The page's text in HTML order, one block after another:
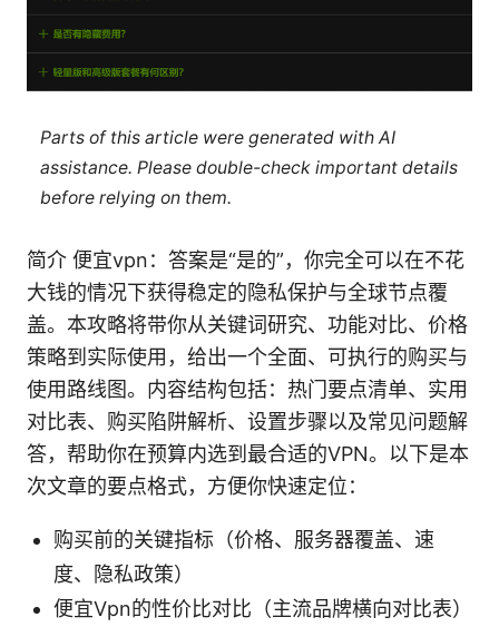
Parts of this article were generated with AI
assistance. Please double-check important details
before relying on them.
简介 便宜vpn：答案是“是的”，你完全可以在不花
大钱的情况下获得稳定的隐私保护与全球节点覆
盖。本攻略将带你从关键词研究、功能对比、价格
策略到实际使用，给出一个全面、可执行的购买与
使用路线图。内容结构包括：热门要点清单、实用
对比表、购买陷阱解析、设置步骤以及常见问题解
答，帮助你在预算内选到最合适的VPN。以下是本
次文章的要点格式，方便你快速定位：
购买前的关键指标（价格、服务器覆盖、速
度、隐私政策）
便宜Vpn的性价比对比（主流品牌横向对比表）